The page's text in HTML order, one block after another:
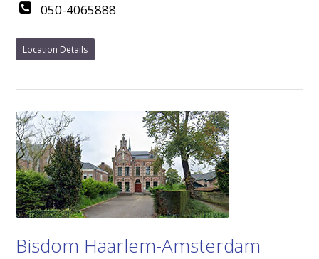
050-4065888
Location Details
Bisdom Haarlem-Amsterdam